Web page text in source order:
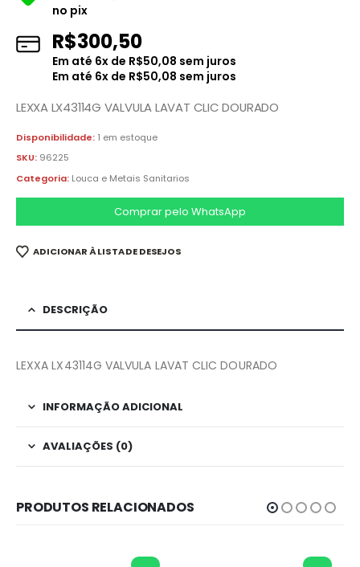
no pix
R$300,50
Em até 6x de R$50,08 sem juros
Em até 6x de R$50,08 sem juros
LEXXA LX43114G VALVULA LAVAT CLIC DOURADO
Disponibilidade: 1 em estoque
SKU: 96225
Categoria: Louca e Metais Sanitarios
Comprar pelo WhatsApp
ADICIONAR À LISTA DE DESEJOS
DESCRIÇÃO
LEXXA LX43114G VALVULA LAVAT CLIC DOURADO
INFORMAÇÃO ADICIONAL
AVALIAÇÕES (0)
PRODUTOS RELACIONADOS